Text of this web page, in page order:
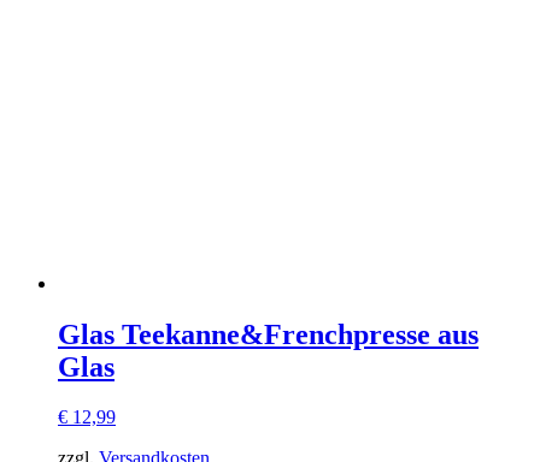
Glas Teekanne&Frenchpresse aus
Glas
€ 12,99